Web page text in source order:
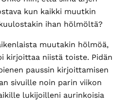
kun kaikki muutkin
ihan hölmöltä?
muutakin hölmöä,
kirjoittaa niistä toiste. Pidän
paussin kirjoittamisen
sivuille noin parin viikon
lukijoilleni aurinkoisia